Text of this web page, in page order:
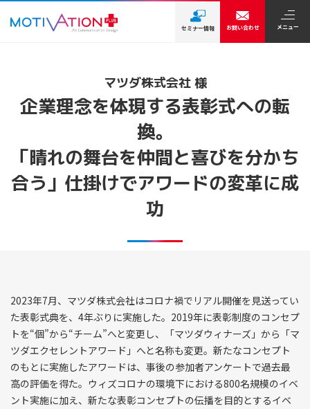
セミナー情報 お問い合わせ メニュー
マツダ株式会社 様
企業理念を体現する表彰式への転
換。
「晴れの舞台を仲間と喜びを分かち
合う」仕掛けでアワードの変革に成
功
2023年7月、マツダ株式会社はコロナ禍でリアル開催を見送ってい
た表彰式典を、4年ぶりに実施した。2019年に表彰制度のコンセプ
トを“個”から“チーム”へと変更し、「マツダウィナーズ」から「マ
ツダエクセレントアワード」へと名称も変更。新たなコンセプト
のもとに実施したアワードは、事後の参加者アンケートで過去最
高の評価を得た。ウィズコロナの環境下における800名規模のイベ
ント実施に加え、新たな表彰コンセプトの伝播を目的とするイベ